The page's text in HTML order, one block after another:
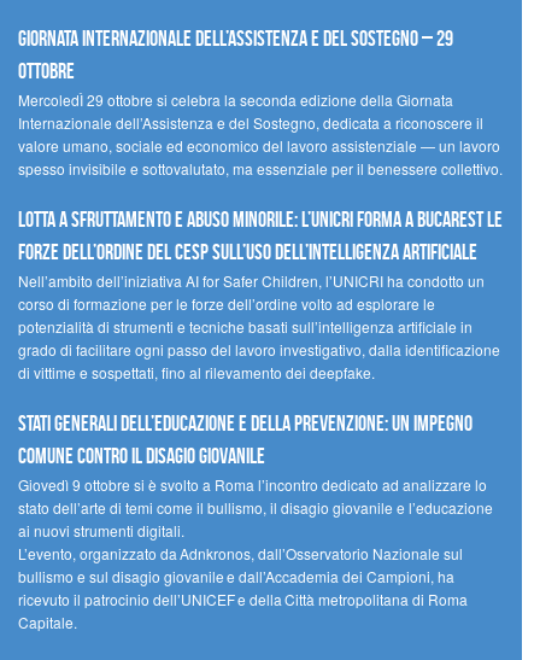
Giornata internazionale dell’assistenza e del sostegno – 29
ottobre
MercoledÌ 29 ottobre si celebra la seconda edizione della Giornata
Internazionale dell’Assistenza e del Sostegno, dedicata a riconoscere il
valore umano, sociale ed economico del lavoro assistenziale — un lavoro
spesso invisibile e sottovalutato, ma essenziale per il benessere collettivo.
Lotta a sfruttamento e abuso minorile: l’UNICRI forma a Bucarest le
forze dell’ordine del CESP sull’uso dell’Intelligenza Artificiale
Nell’ambito dell’iniziativa AI for Safer Children, l’UNICRI ha condotto un
corso di formazione per le forze dell’ordine volto ad esplorare le
potenzialità di strumenti e tecniche basati sull’intelligenza artificiale in
grado di facilitare ogni passo del lavoro investigativo, dalla identificazione
di vittime e sospettati, fino al rilevamento dei deepfake.
Stati Generali dell’Educazione e della Prevenzione: un impegno
comune contro il disagio giovanile
Giovedì 9 ottobre si è svolto a Roma l’incontro dedicato ad analizzare lo
stato dell’arte di temi come il bullismo, il disagio giovanile e l’educazione
ai nuovi strumenti digitali.
L’evento, organizzato da Adnkronos, dall’Osservatorio Nazionale sul
bullismo e sul disagio giovanile e dall’Accademia dei Campioni, ha
ricevuto il patrocinio dell’UNICEF e della Città metropolitana di Roma
Capitale.